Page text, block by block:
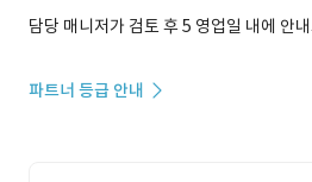
담당 매니저가 검토 후 5 영업일 내에 안
파트너 등급 안내